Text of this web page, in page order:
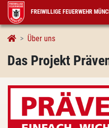
FREIWILLIGE FEUERWEHR
Über uns
Prävention
Das Projekt Prävention
Das Projekt